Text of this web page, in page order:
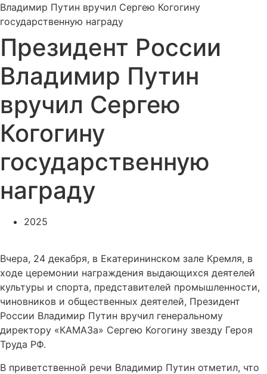
Владимир Путин вручил Сергею Когогину
государственную награду
Президент России
Владимир Путин
вручил Сергею
Когогину
государственную
награду
2025
Вчера, 24 декабря, в Екатерининском зале Кремля, в
ходе церемонии награждения выдающихся деятелей
культуры и спорта, представителей промышленности,
чиновников и общественных деятелей, Президент
России Владимир Путин вручил генеральному
директору «КАМАЗа» Сергею Когогину звезду Героя
Труда РФ.
В приветственной речи Владимир Путин отметил, что